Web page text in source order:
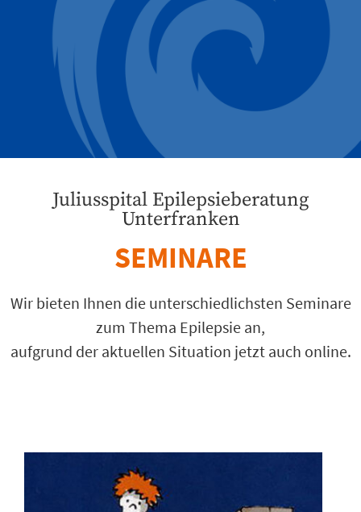
Juliusspital Epilepsieberatung
Unterfranken
SEMINARE
Wir bieten Ihnen die unterschiedlichsten Seminare
zum Thema Epilepsie an,
aufgrund der aktuellen Situation jetzt auch online.